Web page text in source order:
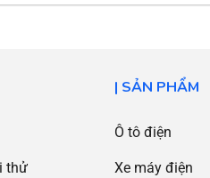
thử
| SẢN PHẨM
Ô tô điện
Xe máy điện